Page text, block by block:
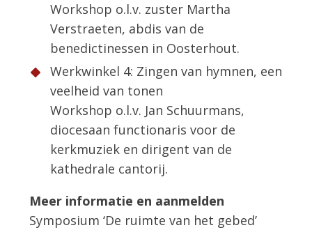
Workshop o.l.v. zuster Martha
Verstraeten, abdis van de
benedictinessen in Oosterhout.
Werkwinkel 4: Zingen van hymnen, een
veelheid van tonen
Workshop o.l.v. Jan Schuurmans,
diocesaan functionaris voor de
kerkmuziek en dirigent van de
kathedrale cantorij.
Meer informatie en aanmelden
Symposium ‘De ruimte van het gebed’